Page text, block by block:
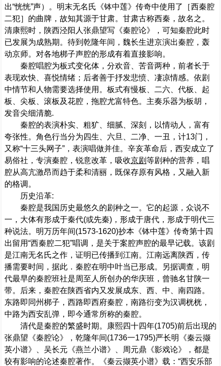
出“恍恍”声）。明末无名氏《钵中莲》传奇中使用了［西秦腔
二犯］的曲牌，故知其源于甘肃。甘肃古称西秦，故名之。
清康熙时，陕西泾阳人张鼎望写《秦腔论》，可知秦腔此时
已发展为成熟期。待到乾隆年间，魏长生进京演出秦腔，轰
动京师。对各地梆子声腔的形成有着直接影响。
秦腔唱腔为板式变化体，分欢音、苦音两种，前者长于
表现欢快、喜悦情绪；后者善于抒发悲愤、凄凉情感。依剧
中情节和人物需要选择使用。板式有慢板、二六、代板、起
板、尖板、滚板及花腔，拖腔尤富特色。主奏乐器为板胡，
发音尖细清脆.
秦腔的表演朴实、粗犷、细腻、深刻，以情动人，富有
夸张性。角色行当分为四生、六旦、二净、一丑，计13门，
又称“十三头网子”，表演唱做并佳。辛亥革命后，西安成立了
易俗社，专演秦腔，锐意改革，吸收京剧等剧种的营养，唱
腔从高亢激昂而趋于柔和清丽，既保存原有风格，又融入新
的格调。
历史沿革:
秦腔是我国历史最悠久的剧种之一。它的起源，众说不
一，大体有形成于秦代(或先秦)，形成于唐代，形成于明代三
种说法。明万历年间(1573-1620)抄本《钵中莲》传奇第十四
出留用“西秦腔二犯”唱调，是关于案腔声腔的最早记载。该剧
是江南无名氏之作，证明已传播到江南。江南远离陕西，传
播需要时间，据此．秦腔在明中叶当已形成。另据调查，明
代最早的秦腔班社是周至人所创办的华庆班，曾驰名甘陕一
带。后来，秦腔在陕西省内又发展成东、西、中、南四路。
东路即同州梆子，西路即西府秦腔，南路衍变为汉调桄桄，
中路为西安乱弹，即今通常所称的秦腔。
清代是秦腔的繁盛时期。康熙四十四年(1705)前后出现的
张鼎望《秦腔论》，乾隆年间(1736一1795)严长明《秦云撷
英小谱》、吴长元《燕兰小谱》、周元鼎《影戏论》，都是
较有影响的论述秦腔著作。《秦云撷英小谱》载：“西安乐部